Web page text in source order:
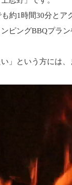
約1時間30分とア
ピングBBQプラン
」という方には